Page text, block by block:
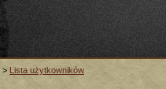
> Lista użytkowników